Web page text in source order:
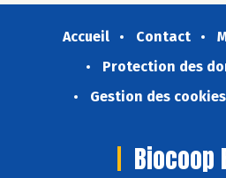
Accueil Contact
Protection des
Gestion des cookies
Biocoop